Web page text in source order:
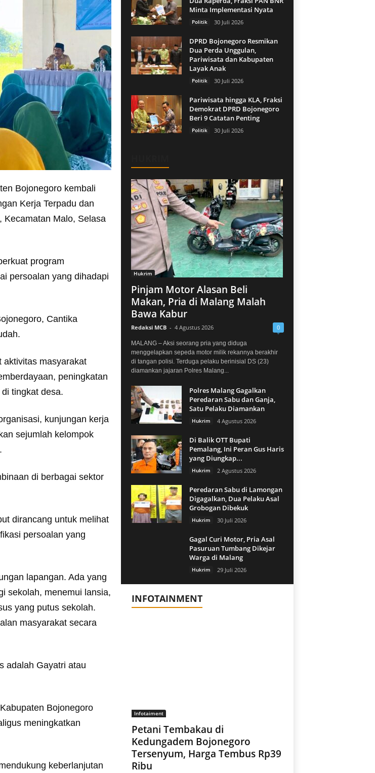
Bojonegoro kembali
Kerja Terpadu dan
Kecamatan Malo, Selasa
program
persoalan yang dihadapi
Cantika
aktivitas masyarakat
peningkatan
tingkat desa.
kunjungan kerja
sejumlah kelompok
di berbagai sektor
dirancang untuk melihat
persoalan yang
lapangan. Ada yang
sekolah, menemui lansia,
yang putus sekolah.
masyarakat secara
adalah Gayatri atau
Bojonegoro
meningkatkan
keberlanjutan
Minta Implementasi Nyata
Politik 30 Juli 2026
DPRD Bojonegoro Resmikan
Dua Perda Unggulan,
Pariwisata dan Kabupaten
Layak Anak
Politik 30 Juli 2026
Pariwisata hingga KLA, Fraksi
Demokrat DPRD Bojonegoro
Beri 9 Catatan Penting
Politik 30 Juli 2026
Hukrim
Pinjam Motor Alasan Beli
Makan, Pria di Malang Malah
Bawa Kabur
Redaksi MCB - 4 Agustus 2026 0
MALANG – Aksi seorang pria yang diduga
menggelapkan sepeda motor milik rekannya berakhir
di tangan polisi. Terduga pelaku berinisial DS (23)
diamankan jajaran Polres Malang...
Polres Malang Gagalkan
Peredaran Sabu dan Ganja,
Satu Pelaku Diamankan
Hukrim 4 Agustus 2026
Di Balik OTT Bupati
Pemalang, Ini Peran Gus Haris
yang Diungkap...
Hukrim 2 Agustus 2026
Peredaran Sabu di Lamongan
Digagalkan, Dua Pelaku Asal
Grobogan Dibekuk
Hukrim 30 Juli 2026
Gagal Curi Motor, Pria Asal
Pasuruan Tumbang Dikejar
Warga di Malang
Hukrim 29 Juli 2026
INFOTAINMENT
Infotaiment
Petani Tembakau di
Kedungadem Bojonegoro
Tersenyum, Harga Tembus Rp39
Ribu